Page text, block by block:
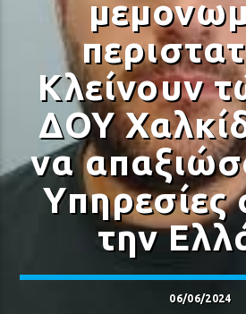
Prisma Radio 90,2
Κλείνουν
ΔΟΥ
να
Υπηρεσίες
την
06/06/2024